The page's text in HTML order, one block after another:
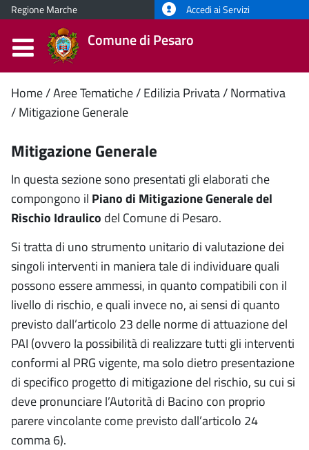
Regione Marche Accedi ai Servizi
Comune di Pesaro
Contenuto
principale
Home Aree Tematiche Edilizia Privata Normativa
Mitigazione Generale
Mitigazione Generale
In questa sezione sono presentati gli elaborati che
compongono il Piano di Mitigazione Generale del
Rischio Idraulico del Comune di Pesaro.
Si tratta di uno strumento unitario di valutazione dei
singoli interventi in maniera tale di individuare quali
possono essere ammessi, in quanto compatibili con il
livello di rischio, e quali invece no, ai sensi di quanto
previsto dall’articolo 23 delle norme di attuazione del
PAI (ovvero la possibilità di realizzare tutti gli interventi
conformi al PRG vigente, ma solo dietro presentazione
di specifico progetto di mitigazione del rischio, su cui si
deve pronunciare l’Autorità di Bacino con proprio
parere vincolante come previsto dall’articolo 24
comma 6).